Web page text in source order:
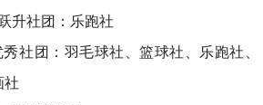
升社团：乐跑社
团：羽毛球社、篮球社、乐跑社、
社